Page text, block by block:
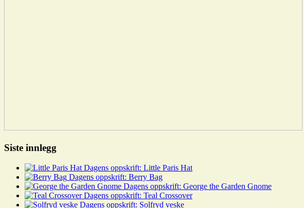
Siste innlegg
Dagens oppskrift: Little Paris Hat
Dagens oppskrift: Berry Bag
Dagens oppskrift: George the Garden Gnome
Dagens oppskrift: Teal Crossover
Dagens oppskrift: Solfryd veske